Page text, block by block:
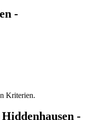
-
Kriterien.
-